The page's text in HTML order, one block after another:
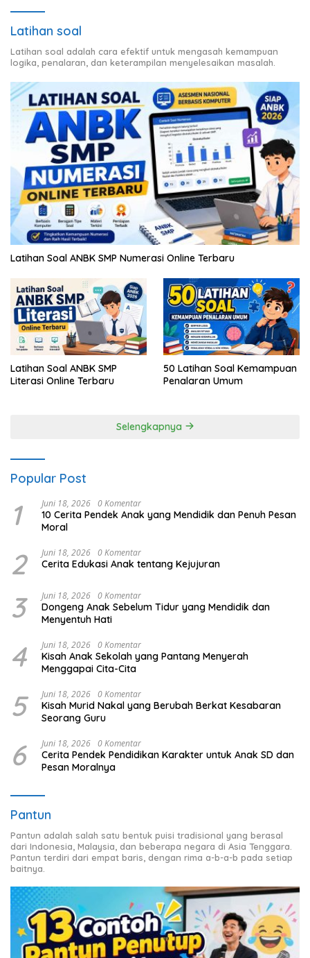
Latihan soal
Latihan soal adalah cara efektif untuk mengasah kemampuan
logika, penalaran, dan keterampilan menyelesaikan masalah.
Latihan Soal ANBK SMP Numerasi Online Terbaru
Latihan Soal ANBK SMP
Literasi Online Terbaru
50 Latihan Soal Kemampuan
Penalaran Umum
Selengkapnya
Popular Post
1 Juni 18, 2026 0 Komentar
10 Cerita Pendek Anak yang Mendidik dan Penuh Pesan
Moral
2 Juni 18, 2026 0 Komentar
Cerita Edukasi Anak tentang Kejujuran
3 Juni 18, 2026 0 Komentar
Dongeng Anak Sebelum Tidur yang Mendidik dan
Menyentuh Hati
4 Juni 18, 2026 0 Komentar
Kisah Anak Sekolah yang Pantang Menyerah
Menggapai Cita-Cita
5 Juni 18, 2026 0 Komentar
Kisah Murid Nakal yang Berubah Berkat Kesabaran
Seorang Guru
6 Juni 18, 2026 0 Komentar
Cerita Pendek Pendidikan Karakter untuk Anak SD dan
Pesan Moralnya
Pantun
Pantun adalah salah satu bentuk puisi tradisional yang berasal
dari Indonesia, Malaysia, dan beberapa negara di Asia Tenggara.
Pantun terdiri dari empat baris, dengan rima a-b-a-b pada setiap
baitnya.